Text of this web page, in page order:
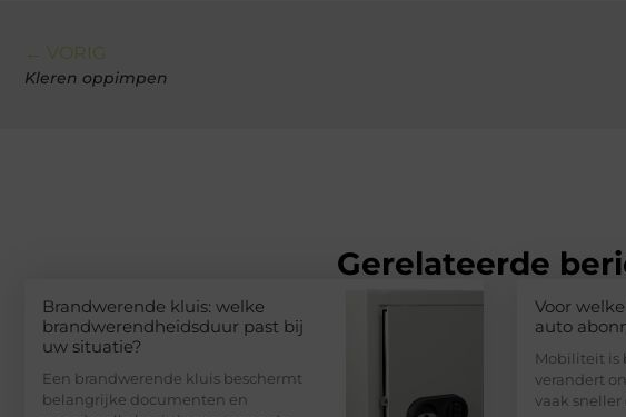
← VORIG
Kleren oppimpen
Gerelateerde
Brandwerende kluis: welke
brandwerendheidsduur past bij
uw situatie?
Een brandwerende kluis beschermt
belangrijke documenten en
Voor
auto
Mobiliteit is
verandert
vaak sneller